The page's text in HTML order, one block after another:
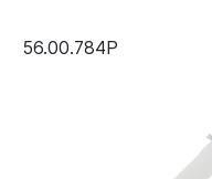
56.00.784P